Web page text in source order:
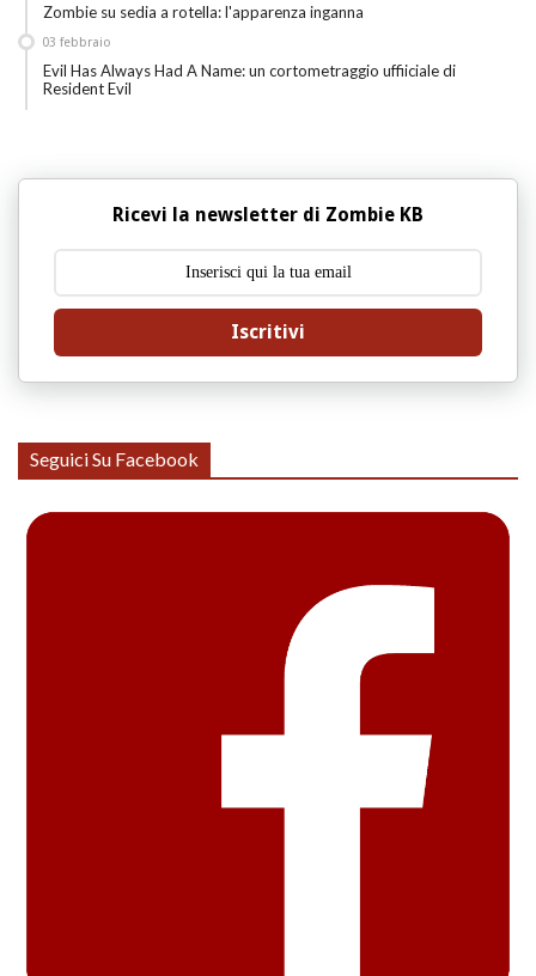
Zombie su sedia a rotella: l'apparenza inganna
Evil Has Always Had A Name: un cortometraggio uffiiciale di
Resident Evil
03 febbraio
Ricevi la newsletter di Zombie KB
Iscritivi
Seguici Su Facebook